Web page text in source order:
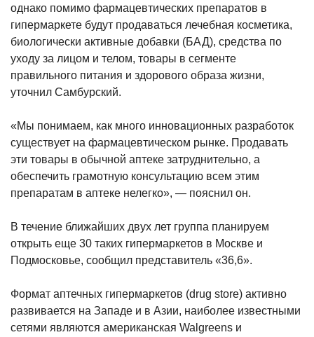
однако помимо фармацевтических препаратов в
гипермаркете будут продаваться лечебная косметика,
биологически активные добавки (БАД), средства по
уходу за лицом и телом, товары в сегменте
правильного питания и здорового образа жизни,
уточнил Самбурский.
«Мы понимаем, как много инновационных разработок
существует на фармацевтическом рынке. Продавать
эти товары в обычной аптеке затруднительно, а
обеспечить грамотную консультацию всем этим
препаратам в аптеке нелегко», — пояснил он.
В течение ближайших двух лет группа планируем
открыть еще 30 таких гипермаркетов в Москве и
Подмосковье, сообщил представитель «36,6».
Формат аптечных гипермаркетов (drug store) активно
развивается на Западе и в Азии, наиболее известными
сетями являются американская Walgreens и